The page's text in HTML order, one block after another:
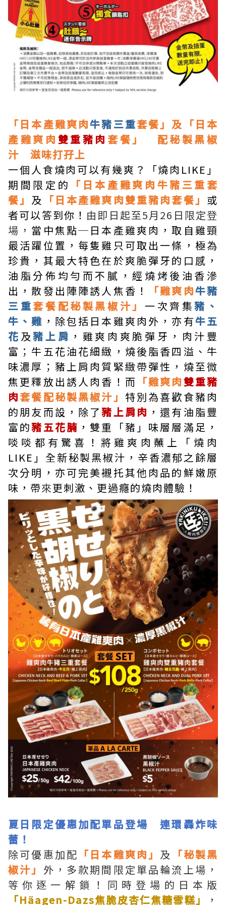
「日本產雞爽肉牛豬三重套餐」及「日本
產雞爽肉 雙重豬肉 套餐」 配秘製黑椒
汁 滋味打孖上
一個人食燒肉可以有幾爽？「燒肉LIKE」
期間限定的
「日本產雞爽肉牛豬三重套
餐」 及 「日本產雞爽肉雙重豬肉套餐」 或
者可以答到你！ 由即日起至5月26日限定登
場， 當中焦點─日本產雞爽肉，取自雞頸
最活躍位置，每隻雞只可取出一條，極為
珍貴，其最大特色在於爽脆彈牙的口感，
油脂分佈均勻而不膩，經燒烤後油香滲
出，散發出陣陣誘人焦香！
「雞爽肉牛豬
三重套餐配秘製黑椒汁」 一次齊集豬、
牛、雞 ，除包括日本雞爽肉外，亦有牛五
花 及豬上肩 ，雞爽肉爽脆彈牙，肉汁豐
富；牛五花油花細緻，燒後脂香四溢、牛
味濃厚；豬上肩肉質緊緻帶彈性，燒至微
焦更釋放出誘人肉香！而 「雞爽肉雙重豬
肉套餐配秘製黑椒汁」 特別為喜歡食豬肉
的朋友而設，除了豬上肩肉 ，還有油脂豐
富的豬五花腩 ，雙重「豬」味層層滿足，
啖啖都有驚喜！將雞爽肉蘸上「燒肉
LIKE」全新秘製黑椒汁，辛香濃郁之餘層
次分明，亦可完美襯托其他肉品的鮮嫩原
味，帶來更刺激、更過癮的燒肉體驗！
夏日限定優惠加配單品登場 連環轟炸味
蕾！
除可優惠加配 「日本雞爽肉」 及
「秘製黑
椒汁」 外，多款期間限定單品輪流上場，
等你逐一解鎖！同時登場的日本版
「Häagen-Dazs焦脆皮杏仁焦糖雪糕」
，